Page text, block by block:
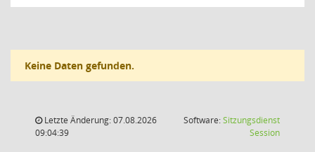
Keine Daten gefunden.
Letzte Änderung: 07.08.2026
09:04:39
Software:Sitzungsdienst
Session(Wird in